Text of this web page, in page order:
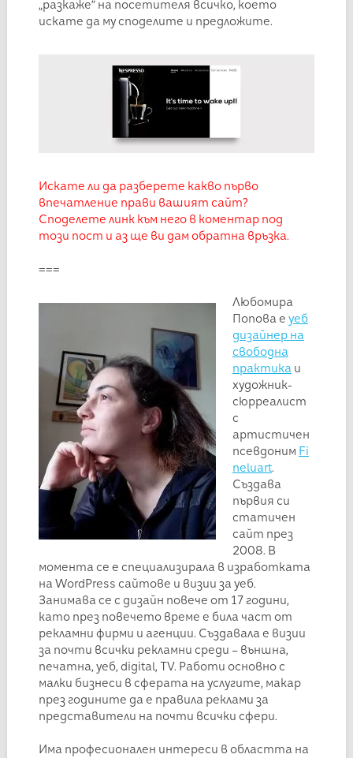
„разкаже” на посетителя всичко, което
искате да му споделите и предложите.
Искате ли да разберете какво първо
впечатление прави вашият сайт?
Споделете линк към него в коментар под
този пост и аз ще ви дам обратна връзка.
===
Любомира
Попова е уеб
дизайнер на
свободна
практика и
художник-
сюрреалист
с
артистичен
псевдоним Fi
neluart.
Създава
първия си
статичен
сайт през
2008. В
момента се е специализирала в изработката
на WordPress сайтове и визии за уеб.
Занимава се с дизайн повече от 17 години,
като през повечето време е била част от
рекламни фирми и агенции. Създавала е визии
за почти всички рекламни среди – външна,
печатна, уеб, digital, TV. Работи основно с
малки бизнеси в сферата на услугите, макар
през годините да е правила реклами за
представители на почти всички сфери.
Има професионален интереси в областта на